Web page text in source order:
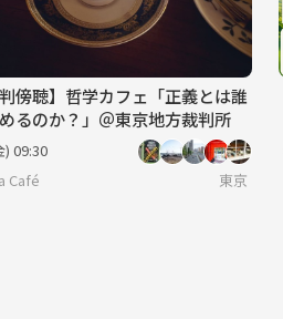
判傍聴】哲学カフェ「正義とは誰
るのか？」＠東京地方裁判所
) 09:30
Café
東京